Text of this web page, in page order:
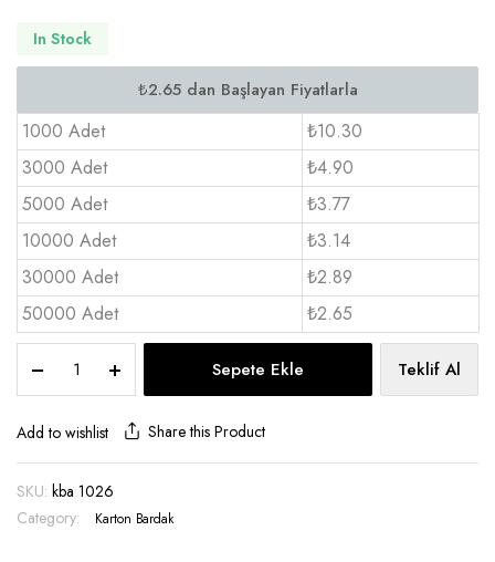
In Stock
1000 Adet
₺10.30
3000 Adet
₺4.90
5000 Adet
₺3.77
10000 Adet
₺3.14
30000 Adet
₺2.89
50000 Adet
₺2.65
Bardak
Tutucu
-
quantity
Sepete Ekle Teklif Al
Add to wishlist Share this Product
SKU: kba 1026
Category:
Karton Bardak